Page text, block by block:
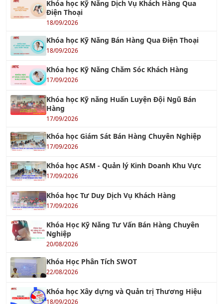
Khóa học Kỹ Năng Dịch Vụ Khách Hàng Qua
Điện Thoại
18/09/2026
Khóa học Kỹ Năng Bán Hàng Qua Điện Thoại
18/09/2026
Khóa học Kỹ Năng Chăm Sóc Khách Hàng
17/09/2026
Khóa học Kỹ năng Huấn Luyện Đội Ngũ Bán
Hàng
17/09/2026
Khóa học Giám Sát Bán Hàng Chuyên Nghiệp
17/09/2026
Khóa học ASM - Quản lý Kinh Doanh Khu Vực
17/09/2026
Khóa học Tư Duy Dịch Vụ Khách Hàng
17/09/2026
Khóa Học Kỹ Năng Tư Vấn Bán Hàng Chuyên
Nghiệp
20/08/2026
Khóa Học Phân Tích SWOT
22/08/2026
Khóa học Xây dựng và Quản trị Thương Hiệu
18/09/2026